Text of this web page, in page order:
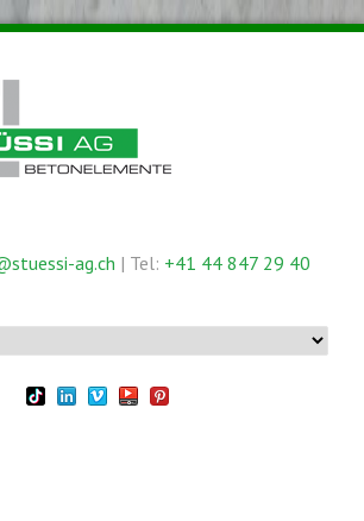
ag.ch | Tel: +41 44 847 29 40